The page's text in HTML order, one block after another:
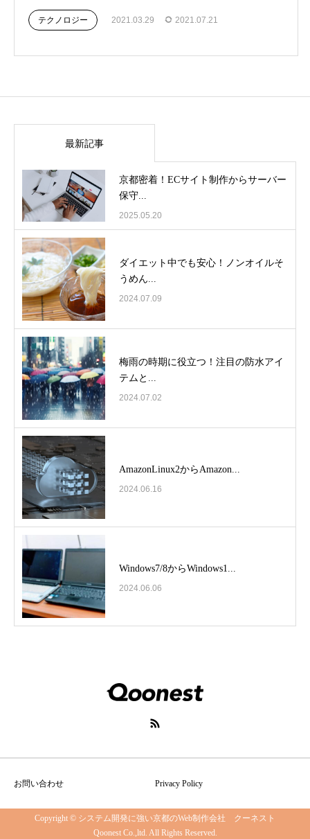
テクノロジー 2021.03.29 2021.07.21
最新記事
京都密着！ECサイト制作からサーバー
保守...
2025.05.20
ダイエット中でも安心！ノンオイルそ
うめん...
2024.07.09
梅雨の時期に役立つ！注目の防水アイ
テムと...
2024.07.02
AmazonLinux2からAmazon...
2024.06.16
Windows7/8からWindows1...
2024.06.06
お問い合わせ Privacy Policy
Copyright © システム開発に強い京都のWeb制作会社 クーネスト
Qoonest Co.,ltd. All Rights Reserved.